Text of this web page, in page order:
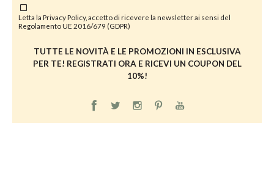
Letta la Privacy Policy, accetto di ricevere la newsletter ai sensi del
Regolamento UE 2016/679 (GDPR)
TUTTE LE NOVITÀ E LE PROMOZIONI IN ESCLUSIVA
PER TE! REGISTRATI ORA E RICEVI UN COUPON DEL
10%!